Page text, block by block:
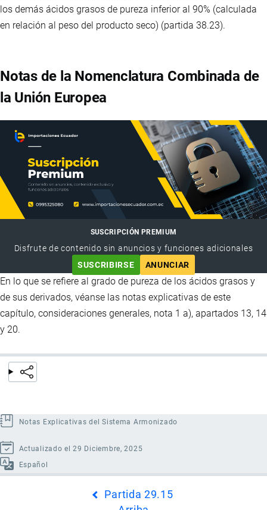
los demás ácidos grasos de pureza inferior al 90% (calculada
en relación al peso del producto seco) (partida 38.23).
Notas de la Nomenclatura Combinada de
la Unión Europea
SUSCRIPCIÓN PREMIUM
Disfrute de contenido sin anuncios y funciones adicionales
SUSCRIBIRSE
ANUNCIAR
En lo que se refiere al grado de pureza de los ácidos grasos y
de sus derivados, véanse las notas explicativas de este
capítulo, consideraciones generales, nota 1 a), apartados 13, 14
y 20.
Notas Explicativas del Sistema Armonizado
Actualizado el 29 Diciembre, 2025
Español
Partida 29.15